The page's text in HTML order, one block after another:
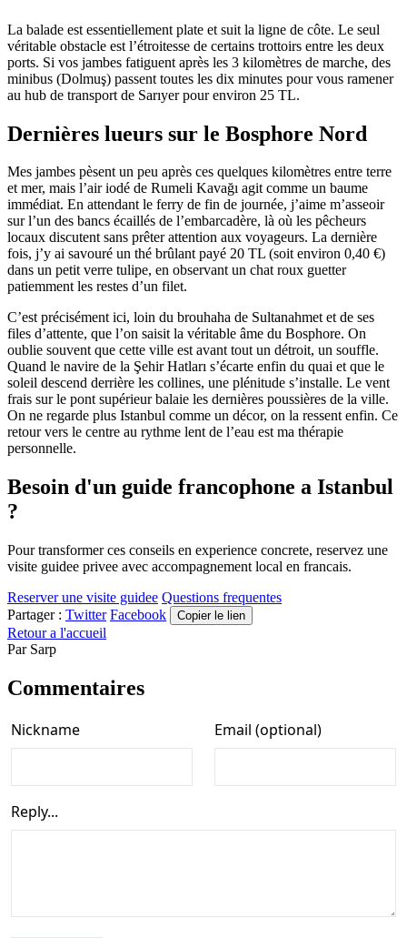
La balade est essentiellement plate et suit la ligne de côte. Le seul
véritable obstacle est l’étroitesse de certains trottoirs entre les deux
ports. Si vos jambes fatiguent après les 3 kilomètres de marche, des
minibus (Dolmuş) passent toutes les dix minutes pour vous ramener
au hub de transport de Sarıyer pour environ 25 TL.
Dernières lueurs sur le Bosphore Nord
Mes jambes pèsent un peu après ces quelques kilomètres entre terre
et mer, mais l’air iodé de Rumeli Kavağı agit comme un baume
immédiat. En attendant le ferry de fin de journée, j’aime m’asseoir
sur l’un des bancs écaillés de l’embarcadère, là où les pêcheurs
locaux discutent sans prêter attention aux voyageurs. La dernière
fois, j’y ai savouré un thé brûlant payé 20 TL (soit environ 0,40 €)
dans un petit verre tulipe, en observant un chat roux guetter
patiemment les restes d’un filet.
C’est précisément ici, loin du brouhaha de Sultanahmet et de ses
files d’attente, que l’on saisit la véritable âme du Bosphore. On
oublie souvent que cette ville est avant tout un détroit, un souffle.
Quand le navire de la Şehir Hatları s’écarte enfin du quai et que le
soleil descend derrière les collines, une plénitude s’installe. Le vent
frais sur le pont supérieur balaie les dernières poussières de la ville.
On ne regarde plus Istanbul comme un décor, on la ressent enfin. Ce
retour vers le centre au rythme lent de l’eau est ma thérapie
personnelle.
Besoin d'un guide francophone a Istanbul
?
Pour transformer ces conseils en experience concrete, reservez une
visite guidee privee avec accompagnement local en francais.
Reserver une visite guidee Questions frequentes
Partager : Twitter Facebook Copier le lien
Retour a l'accueil
Par Sarp
Commentaires